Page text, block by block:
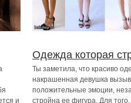
и
Одежда которая
Ты заметила, что красиво
накрашенная девушка
положительные эмоции,
стройна ее фигура. Для